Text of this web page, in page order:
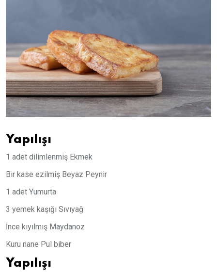
Yapılışı
1 adet dilimlenmiş Ekmek
Bir kase ezilmiş Beyaz Peynir
1 adet Yumurta
3 yemek kaşığı Sıvıyağ
İnce kıyılmış Maydanoz
Kuru nane Pul biber
Yapılışı